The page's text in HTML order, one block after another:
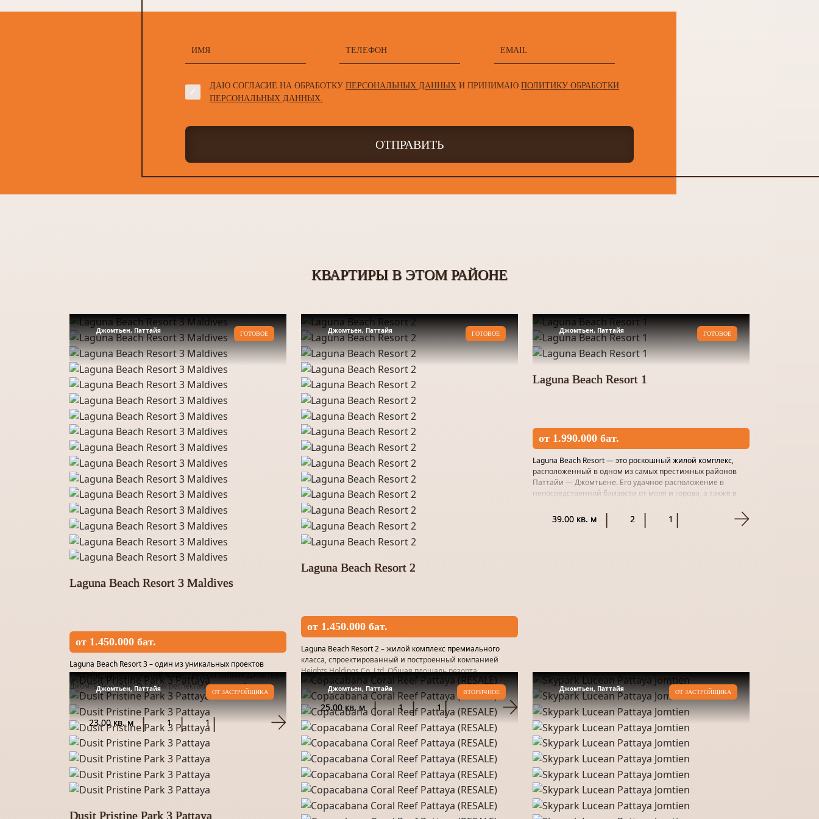
ДАЮ СОГЛАСИЕ НА ОБРАБОТКУ ПЕРСОНАЛЬНЫХ ДАННЫХ И ПРИНИМАЮ ПОЛИТИКУ ОБРАБОТКИ
ПЕРСОНАЛЬНЫХ ДАННЫХ.
ОТПРАВИТЬ
КВАРТИРЫ В ЭТОМ РАЙОНЕ
Джомтьен, Паттайя ГОТОВОЕ
Laguna Beach Resort 3 Maldives
от 1.450.000 бат.
Laguna Beach Resort 3 – один из уникальных проектов
Паттайи, расположенный в престижном районе Джомтьен.
Джомтьен – один из самых респектабельных районов
Паттайи, а Лагуна Бич Резорт 3 – одно из его украшений.
Продуманна...
23.00 кв. м 1 1
Джомтьен, Паттайя ГОТОВОЕ
Laguna Beach Resort 2
от 1.450.000 бат.
Laguna Beach Resort 2 – жилой комплекс премиального
класса, спроектированный и построенный компанией
Heights Holdings Co. Ltd. Общая площадь резорта,
расположенного в районе Джомтьен, превысила 13 тысяч
м². Локоничный фа...
25.00 кв. м 1 1
Джомтьен, Паттайя ГОТОВОЕ
Laguna Beach Resort 1
от 1.990.000 бат.
Laguna Beach Resort — это роскошный жилой комплекс,
расположенный в одном из самых престижных районов
Паттайи — Джомтьене. Его удачное расположение в
непосредственной близости от моря и города, а также в
39.00 кв. м 2 1
Джомтьен, Паттайя ОТ ЗАСТРОЙЩИКА
Dusit Pristine Park 3 Pattaya
Джомтьен, Паттайя ВТОРИЧНОЕ Джомтьен, Паттайя ОТ ЗАСТРОЙЩИКА